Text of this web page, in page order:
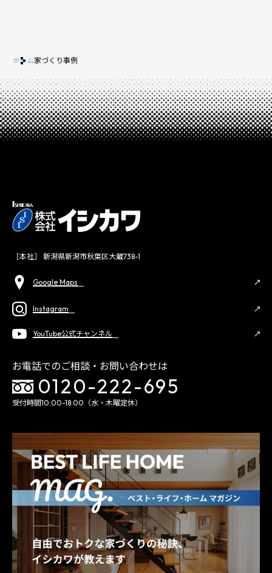
ホーム家づくり事例
［本社］ 新潟県新潟市秋葉区大蔵738-1
Google Maps
Instagram
YouTube公式チャンネル
お電話でのご相談・お問い合わせは
0120-222-695
受付時間10:00-18:00（水・木曜定休）